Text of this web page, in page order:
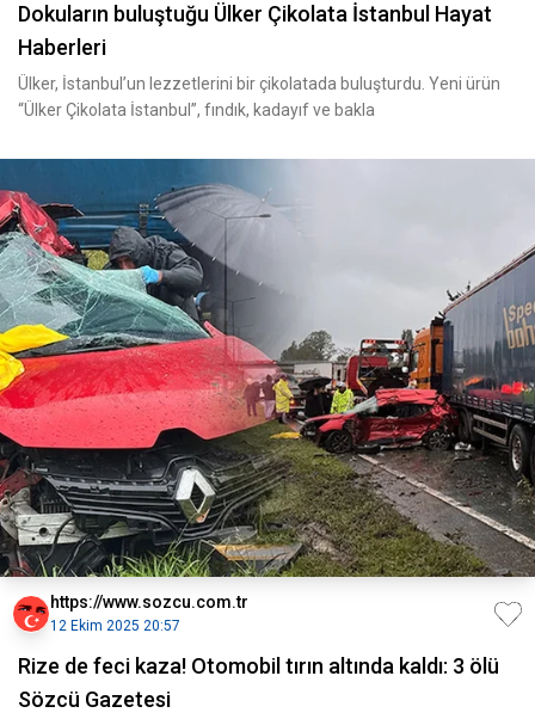
Dokuların buluştuğu Ülker Çikolata İstanbul Hayat
Haberleri
Ülker, İstanbul’un lezzetlerini bir çikolatada buluşturdu. Yeni ürün
“Ülker Çikolata İstanbul”, fındık, kadayıf ve bakla
https://www.sozcu.com.tr
12 Ekim 2025 20:57
Rize de feci kaza! Otomobil tırın altında kaldı: 3 ölü
Sözcü Gazetesi